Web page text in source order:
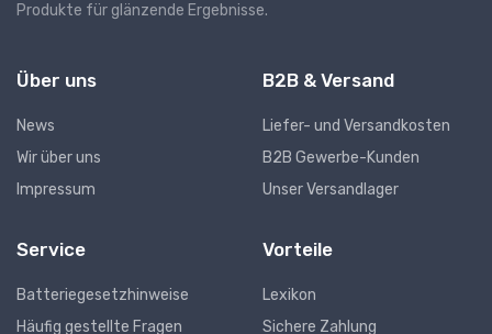
Produkte für glänzende Ergebnisse.
Über uns
News
Wir über uns
Impressum
B2B & Versand
Liefer- und Versandkosten
B2B Gewerbe-Kunden
Unser Versandlager
Service
Batteriegesetzhinweise
Häufig gestellte Fragen
Vorteile
Lexikon
Sichere Zahlung